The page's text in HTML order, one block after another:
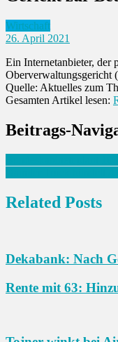
Wirtschaft
26. April 2021
Ein Internetanbieter, der
Oberverwaltungsgericht
Quelle: Aktuelles zum
Gesamten Artikel lesen:
Beitrags-
Related Posts
Dekabank: Nach
Rente mit 63: